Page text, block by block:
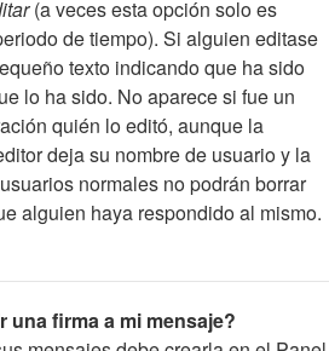
(a veces esta opción solo es
de tiempo). Si alguien editase
texto indicando que ha sido
lo ha sido. No aparece si fue un
quién lo editó, aunque la
deja su nombre de usuario y la
normales no podrán borrar
alguien haya respondido al mismo.
una firma a mi mensaje?